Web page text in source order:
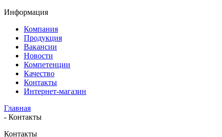
Информация
Компания
Продукция
Вакансии
Новости
Компетенции
Качество
Контакты
Интернет-магазин
Главная
- Контакты
Контакты